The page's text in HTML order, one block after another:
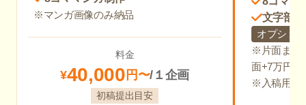
※マンガ画像のみ納品
料金
¥40,000 円〜/１企画
初稿提出目安
文字部
オプショ
※片面また
面+7万円)
※入稿用